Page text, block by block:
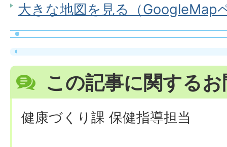
大きな地図を見る（GoogleMap
この記事に関する
健康づくり課 保健指導担当